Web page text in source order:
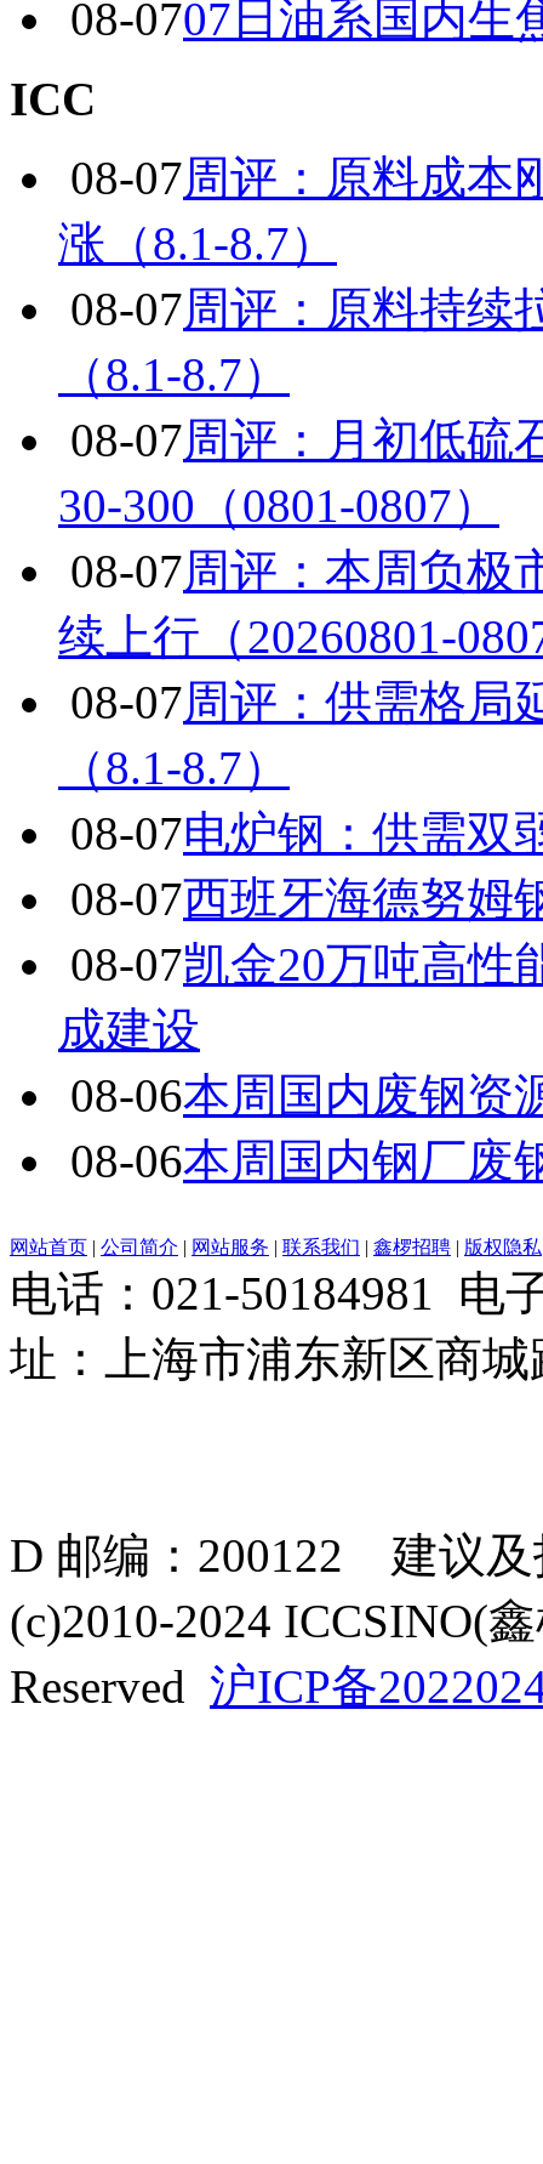
08-0707日油系国内生
ICC
08-07周评：原料成本
涨（8.1-8.7）
08-07周评：原料持续
（8.1-8.7）
08-07周评：月初低硫
30-300（0801-0807）
08-07周评：本周负极
续上行（20260801-
08-07周评：供需格局
（8.1-8.7）
08-07电炉钢：供需双
08-07西班牙海德努姆
08-07凯金20万吨高性
成建设
08-06本周国内废钢资
08-06本周国内钢厂废
网站首页 | 公司简介 | 网站服务 | 联系我们 | 鑫椤招聘 | 版权隐私
电话：021-50184981 电
址：上海市浦东新区商
D 邮编：200122 建议
(c)2010-2024 ICCSINO(
Reserved 沪ICP备